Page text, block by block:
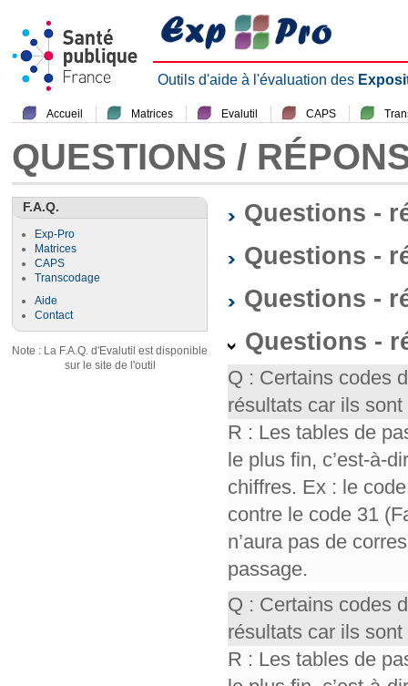
Outils d'aide à l'évaluation des
Accueil Matrices Evalutil CAPS
QUESTIONS /
F.A.Q.
Exp-Pro
Matrices
CAPS
Transcodage
Aide
Contact
Note : La F.A.Q. d'Evalutil est disponible
sur le site de l'outil
Questions -
Questions -
Questions -
Questions -
Q : Certains codes
résultats car ils
R : Les tables de
le plus fin, c’est-à-
chiffres. Ex : le
contre le code 31
n’aura pas de
passage.
Q : Certains codes
résultats car ils
R : Les tables de